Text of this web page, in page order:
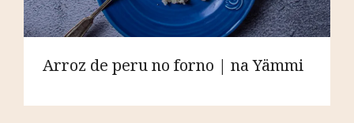
Arroz de peru no forno | na Yämmi